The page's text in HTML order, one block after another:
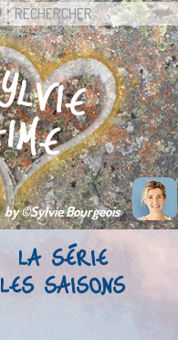
by ©Sylvie Bourgeois
LA SÉRIE
LES SAISONS